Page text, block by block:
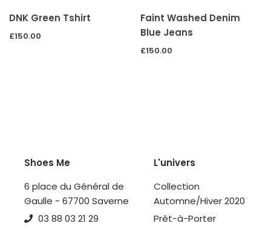
DNK Green Tshirt
£150.00
Faint Washed Denim
Blue Jeans
£150.00
Shoes Me
6 place du Général de
Gaulle - 67700 Saverne
03 88 03 21 29
L'univers
Collection
Automne/Hiver 2020
Prêt-à-Porter